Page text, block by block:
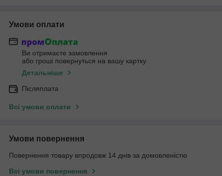
Умови оплати
Ви отримаєте замовлення
або гроші повернуться на вашу картку
Детальніше
Післяплата
Всі умови оплати
Умови повернення
Повернення товару впродовж 14 днів за домовленістю
Всі умови повернення